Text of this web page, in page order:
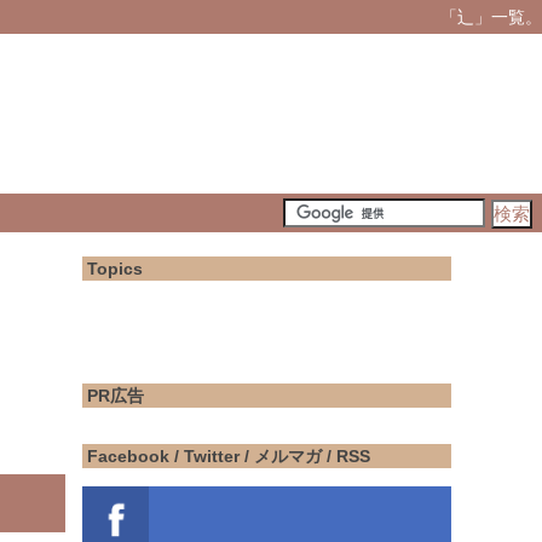
「辶」一覧。
Topics
PR広告
Facebook / Twitter / メルマガ / RSS